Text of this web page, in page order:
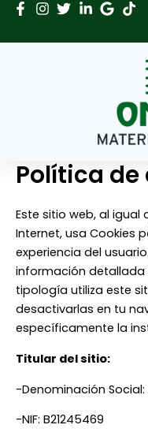
contenido
Política de
Este sitio web, al igual
Internet, usa Cookies
experiencia del
información detallada
tipología utiliza este
desactivarlas en tu
específicamente la
Titular del sitio:
-Denominación Social:
-NIF: B21245469